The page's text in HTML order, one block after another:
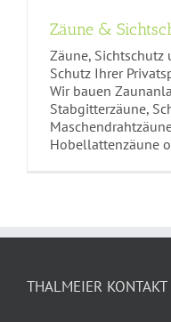
Zäune &
Zäune,
Schutz Ihrer
Wir bauen
Stabgitterzäune,
Hobellattenzäune
THALMEIER KONTAKT